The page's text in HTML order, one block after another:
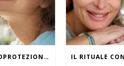
IDRATAZIONE E FOTOPROTEZIONE, WHAT ELSE?